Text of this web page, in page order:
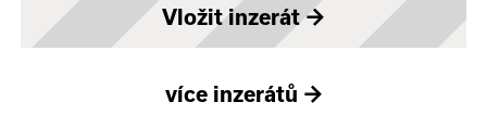
Vložit inzerát→
více inzerátů →